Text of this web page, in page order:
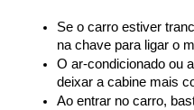
Se o carro estiver
na chave para ligar o
O ar-condicionado ou
deixar a cabine mais
Ao entrar no carro,